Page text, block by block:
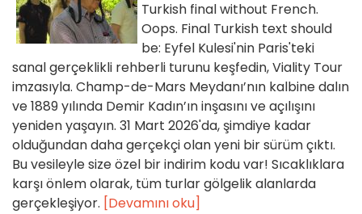
Turkish final without French.
Oops. Final Turkish text should
be: Eyfel Kulesi'nin Paris'teki
sanal gerçeklikli rehberli turunu keşfedin, Viality Tour
imzasıyla. Champ-de-Mars Meydanı’nın kalbine dalın
ve 1889 yılında Demir Kadın’ın inşasını ve açılışını
yeniden yaşayın. 31 Mart 2026'da, şimdiye kadar
olduğundan daha gerçekçi olan yeni bir sürüm çıktı.
Bu vesileyle size özel bir indirim kodu var! Sıcaklıklara
karşı önlem olarak, tüm turlar gölgelik alanlarda
gerçekleşiyor. [Devamını oku]